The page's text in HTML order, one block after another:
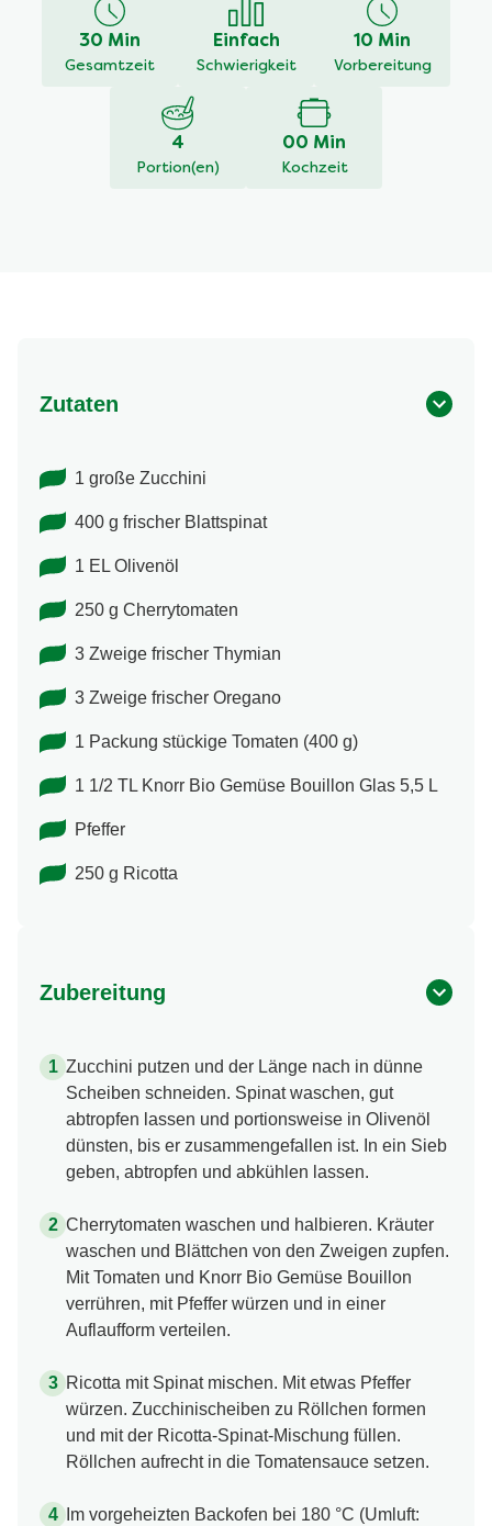
abgegeben30 Min
Gesamtzeit
Einfach
Schwierigkeit
10 Min
Vorbereitung
4
Portion(en)
00 Min
Kochzeit
Zutaten
1 große Zucchini
400 g frischer Blattspinat
1 EL Olivenöl
250 g Cherrytomaten
3 Zweige frischer Thymian
3 Zweige frischer Oregano
1 Packung stückige Tomaten (400 g)
1 1/2 TL Knorr Bio Gemüse Bouillon Glas 5,5 L
Pfeffer
250 g Ricotta
Zubereitung
Zucchini putzen und der Länge nach in dünne
Scheiben schneiden. Spinat waschen, gut
abtropfen lassen und portionsweise in Olivenöl
dünsten, bis er zusammengefallen ist. In ein Sieb
geben, abtropfen und abkühlen lassen.
Cherrytomaten waschen und halbieren. Kräuter
waschen und Blättchen von den Zweigen zupfen.
Mit Tomaten und Knorr Bio Gemüse Bouillon
verrühren, mit Pfeffer würzen und in einer
Auflaufform verteilen.
Ricotta mit Spinat mischen. Mit etwas Pfeffer
würzen. Zucchinischeiben zu Röllchen formen
und mit der Ricotta-Spinat-Mischung füllen.
Röllchen aufrecht in die Tomatensauce setzen.
Im vorgeheizten Backofen bei 180 °C (Umluft: